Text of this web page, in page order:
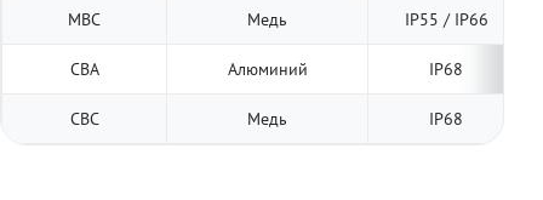
МВС Медь IP55 / IP66
СВА Алюминий IP68
СВС Медь IP68